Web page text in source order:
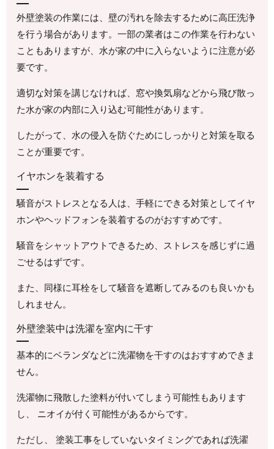
外壁塗装の作業には、壁の汚れを除去するために高圧洗浄
を行う場合があります。一部の業者はこの作業を行わない
こともありますが、水が家の中に入らないように注意が必
要です。
適切な対策を講じなければ、窓や換気扇などから飛び散っ
た水が家の内部に入り込む可能性があります。
したがって、水の侵入を防ぐためにしっかりと対策を取る
ことが重要です。
イヤホンを装着する
騒音がストレスとなる人は、手軽にできる対策としてイヤ
ホンやヘッドフォンを装着するのがおすすめです。
騒音をシャットアウトできるため、ストレスを感じずに過
ごせるはずです。
また、同様に耳栓をして騒音を遮断してみるのも良いかも
しれません。
外壁塗装中は洗濯を室内に干す
基本的にベランダなどに洗濯物を干すのはおすすめできま
せん。
洗濯物に飛散した塗料が付いてしまう可能性もあります
し、 ニオイが付く可能性があるからです。
ただし、 塗装工事をしていないタイミングであれば洗濯